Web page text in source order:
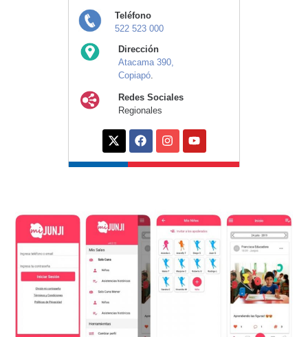
Teléfono
522 523 000
Dirección
Atacama 390,
Copiapó
Redes Sociales
Regionales